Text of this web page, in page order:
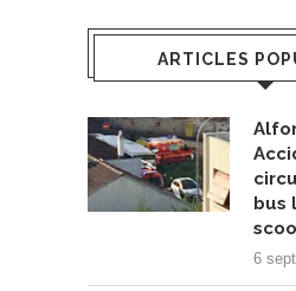
ARTICLES
bus
6